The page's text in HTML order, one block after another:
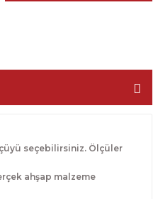
seçebilirsiniz. Ölçüler
ahşap malzeme